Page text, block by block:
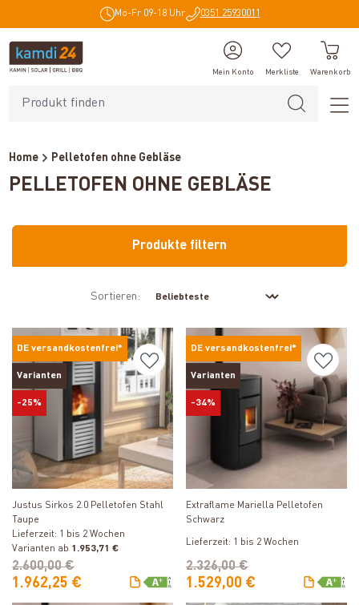
Mo-Fr 09-18 Uhr 0351 25930011
Mein Konto Merkliste Warenkorb
Home Pelletofen ohne Gebläse
PELLETOFEN OHNE GEBLÄSE
Produkte filtern
Sortieren:
DE versandkostenfrei*
Varianten
-25%
Produkt ansehen
Justus Sirkos 2.0 Pelletofen Stahl
Taupe
Lieferzeit: 1 bis 2 Wochen
Varianten ab 1.953,71 €
1.962,25 €
2.600,00 €
DE versandkostenfrei*
Varianten
-34%
Produkt ansehen
Extraflame Mariella Pelletofen
Schwarz
Lieferzeit: 1 bis 2 Wochen
1.529,00 €
2.326,00 €